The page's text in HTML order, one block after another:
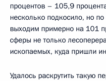
процентов – 105,9
несколько подкосило, но
выходим примерно на 101
сферы не только
ископаемых, куда пришли
Удалось раскрутить такую